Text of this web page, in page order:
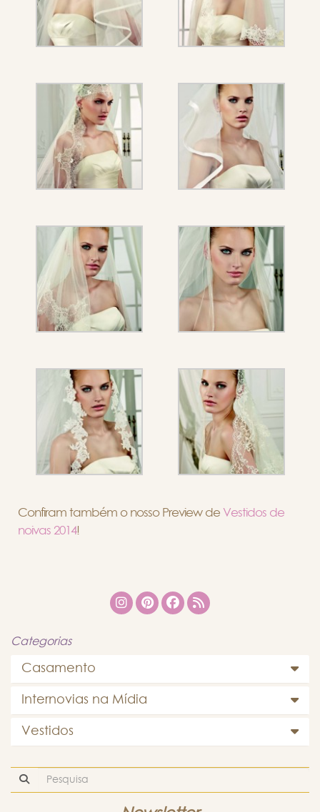
Confiram também o nosso Preview de Vestidos de
noivas 2014!
Categorias
Casamento
Internovias na Mídia
Vestidos